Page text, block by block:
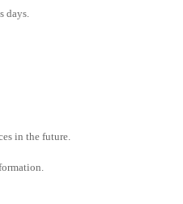
days.
in the future.